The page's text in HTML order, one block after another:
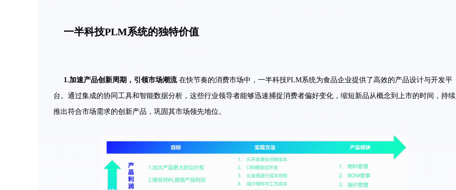
一半科技PLM系统的独特价值
1.加速产品创新周期，引领市场潮流在快节奏的消费市场中，一半科技PLM系统为食品企业提供了高效的产品设计与开发平
台。通过集成的协同工具和智能数据分析，这些行业领导者能够迅速捕捉消费者偏好变化，缩短新品从概念到上市的时间，持续
推出符合市场需求的创新产品，巩固其市场领先地位。